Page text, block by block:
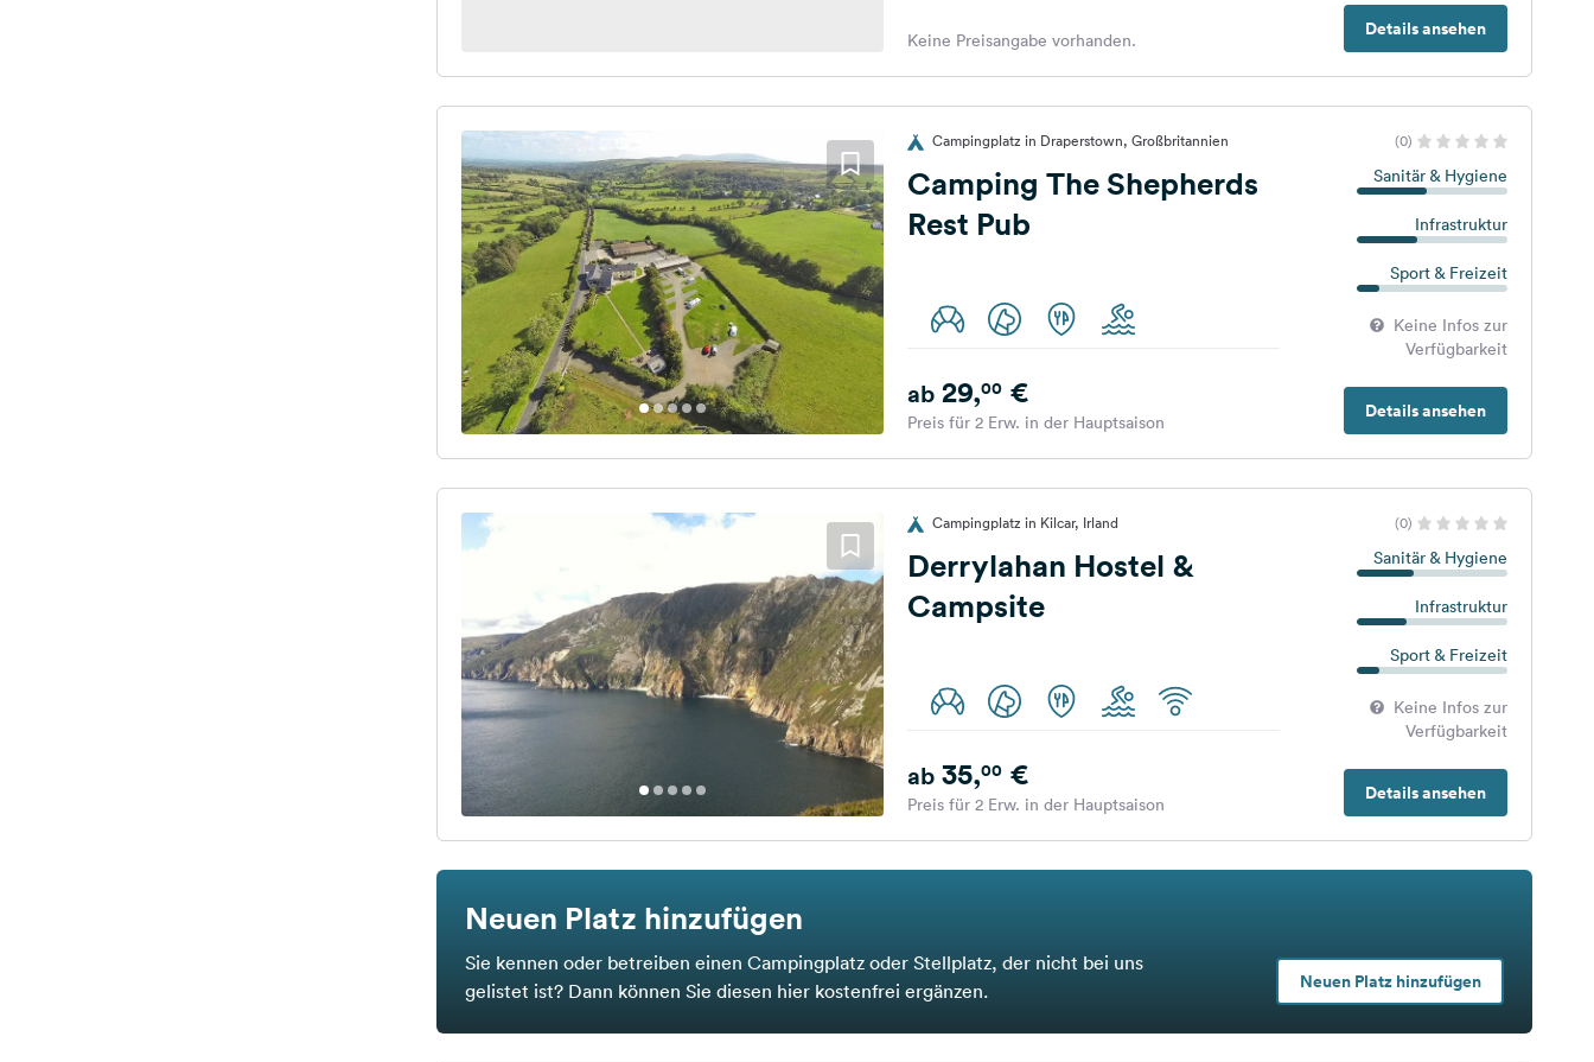
Details ansehen
Keine Preisangabe vorhanden.
Campingplatz in Draperstown, Großbritannien (0)
Camping The Shepherds
Rest Pub
Sanitär & Hygiene
Infrastruktur
Sport & Freizeit
Keine Infos zur
Verfügbarkeit
Details ansehen
ab29,00€
Preis für 2 Erw. in der Hauptsaison
Campingplatz in Kilcar, Irland (0)
Derrylahan Hostel &
Campsite
Sanitär & Hygiene
Infrastruktur
Sport & Freizeit
Keine Infos zur
Verfügbarkeit
Details ansehen
ab35,00€
Preis für 2 Erw. in der Hauptsaison
Neuen Platz hinzufügen
Sie kennen oder betreiben einen Campingplatz oder Stellplatz, der nicht bei uns
gelistet ist? Dann können Sie diesen hier kostenfrei ergänzen.
Neuen Platz hinzufügen